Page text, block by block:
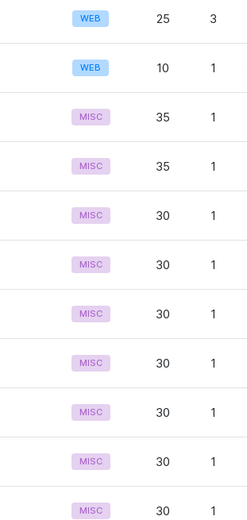
WEB 25 3
WEB 10 1
MISC 35 1
MISC 35 1
MISC 30 1
MISC 30 1
MISC 30 1
MISC 30 1
MISC 30 1
MISC 30 1
MISC 30 1